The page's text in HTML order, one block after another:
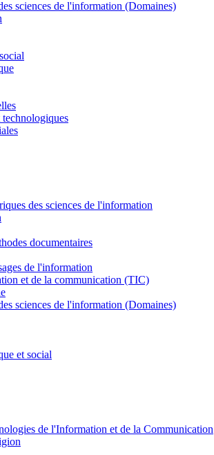
sciences de l'information (Domaines)
technologiques
des sciences de l'information
documentaires
de l'information
et de la communication (TIC)
sciences de l'information (Domaines)
et social
de l'Information et de la Communication